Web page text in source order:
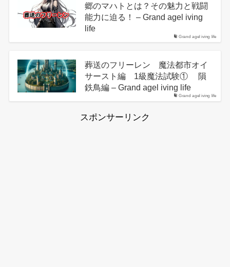
Grand agel iving life
郷のマハトとは？その魅力と戦闘
能力に迫る！ – Grand agel iving
life
Grand agel iving life
葬送のフリーレン 魔法都市オイ
サースト編 1級魔法試験① 隕
鉄鳥編 – Grand agel iving life
スポンサーリンク